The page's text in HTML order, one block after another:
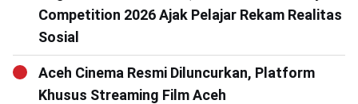
Competition 2026 Ajak Pelajar Rekam Realitas
Sosial
Aceh Cinema Resmi Diluncurkan, Platform
Khusus Streaming Film Aceh